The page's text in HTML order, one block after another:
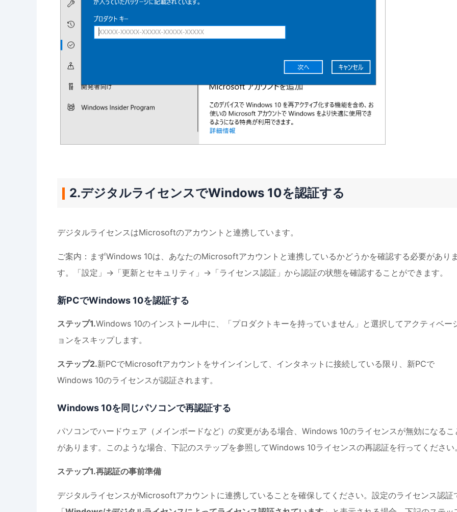
2.デジタルライセンスでWindows 10を認証する
デジタルライセンスはMicrosoftのアカウントと連携しています。
ご案内：まずWindows 10は、あなたのMicrosoftアカウントと連携しているかどうかを確認する必要があり
す。「設定」→「更新とセキュリティ」→「ライセンス認証」から認証の状態を確認することができます。
新PCでWindows 10を認証する
ステップ1.Windows 10のインストール中に、「プロダクトキーを持っていません」と選択してアクティベー
ョンをスキップします。
ステップ2.新PCでMicrosoftアカウントをサインインして、インタネットに接続している限り、新PCで
Windows 10のライセンスが認証されます。
Windows 10を同じパソコンで再認証する
パソコンでハードウェア（メインボードなど）の変更がある場合、Windows 10のライセンスが無効になるこ
があります。このような場合、下記のステップを参照してWindows 10ライセンスの再認証を行ってください
ステップ1.再認証の事前準備
デジタルライセンスがMicrosoftアカウントに連携していることを確保してください。設定のライセンス認証